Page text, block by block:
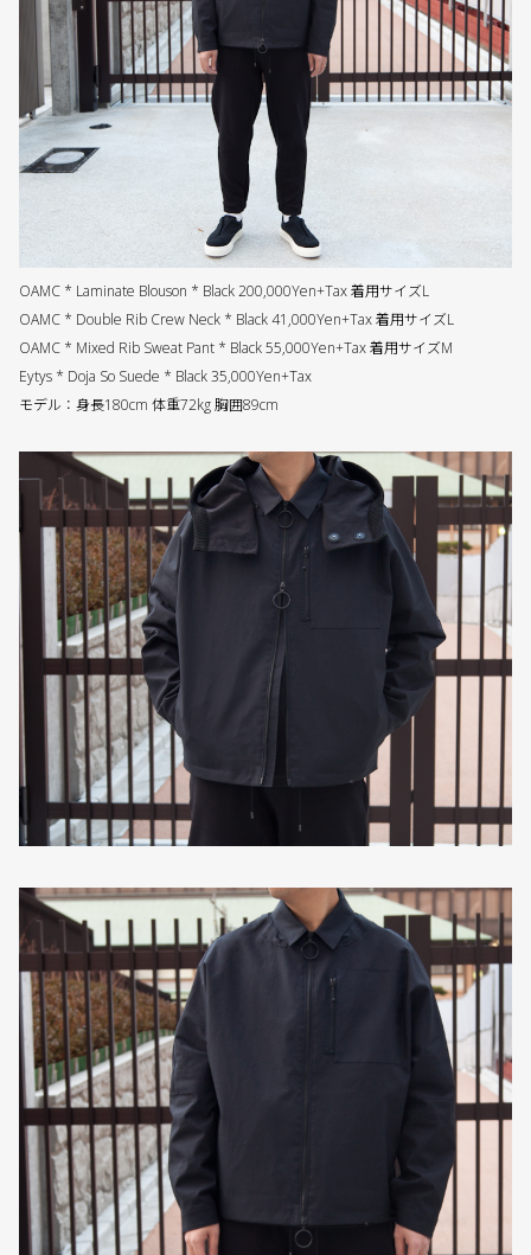
OAMC * Laminate Blouson * Black 200,000Yen+Tax 着用サイズL
OAMC * Double Rib Crew Neck * Black 41,000Yen+Tax 着用サイズL
OAMC * Mixed Rib Sweat Pant * Black 55,000Yen+Tax 着用サイズM
Eytys * Doja So Suede * Black 35,000Yen+Tax
モデル：身長180cm 体重72kg 胸囲89cm